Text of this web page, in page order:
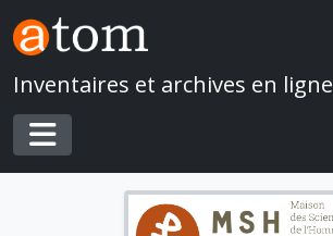
Skip to main content
Inventaires et archives en ligne
Toggle navigation